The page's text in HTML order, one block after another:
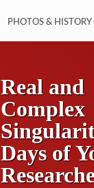
PHOTOS & HISTORY
Real and
Complex
Days of